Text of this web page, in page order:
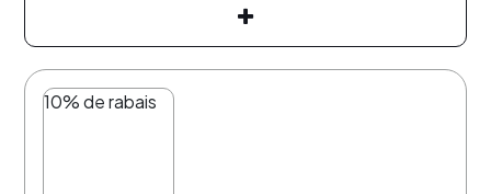
10% de rabais